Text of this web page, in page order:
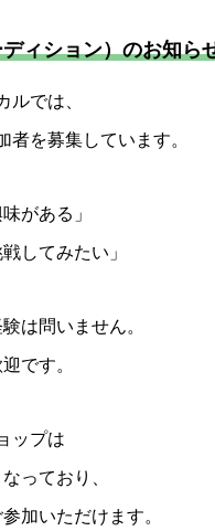
ィション）のお知ら
ルでは、
を募集しています。
がある」
してみたい」
は問いません。
です。
ップは
っており、
加いただけます。